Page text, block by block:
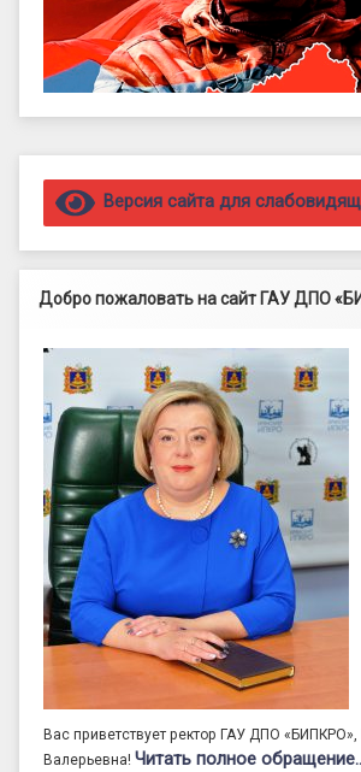
Правый сайдбар
Версия сайта для
Добро пожаловать на сайт ГАУ ДПО
Вас приветствует ректор ГАУ ДПО
Валерьевна! Читать полное